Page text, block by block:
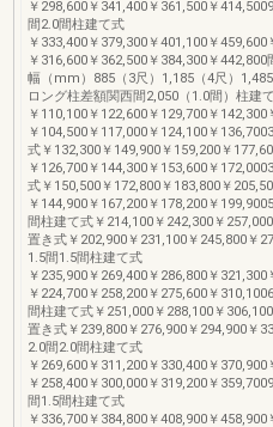
￥298,600￥341,400￥361,500￥
間2.0間柱建て式
￥333,400￥379,300￥401,100￥
￥316,600￥362,500￥384,300￥
幅（mm）885（3尺）1,185（4尺）1,485
ロング柱差額関西間2,050（1.0間）柱建
￥110,100￥122,600￥129,700￥
￥104,500￥117,000￥124,100￥
式￥132,300￥149,900￥159,200￥
￥126,700￥144,300￥153,600￥
式￥150,500￥172,800￥183,800￥
￥144,900￥167,200￥178,200￥
間柱建て式￥214,100￥242,300￥
置き式￥202,900￥231,100￥245,800￥
1.5間1.5間柱建て式
￥235,900￥269,400￥286,800￥
￥224,700￥258,200￥275,600￥
間柱建て式￥251,000￥288,100￥
置き式￥239,800￥276,900￥294,900￥
2.0間2.0間柱建て式
￥269,600￥311,200￥330,400￥
￥258,400￥300,000￥319,200￥
間1.5間柱建て式
￥336,700￥384,800￥408,900￥